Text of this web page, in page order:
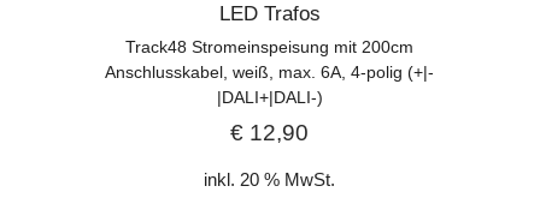
LED Trafos
Track48 Stromeinspeisung mit 200cm
Anschlusskabel, weiß, max. 6A, 4-polig (+|-
|DALI+|DALI-)
€ 12,90
inkl. 20 % MwSt.